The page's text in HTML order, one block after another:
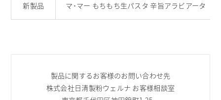
新製品 マ･マー もちもち生パスタ 辛旨アラビアータ
製品に関するお客様のお問い合わせ先
株式会社日清製粉ウェルナ お客様相談室